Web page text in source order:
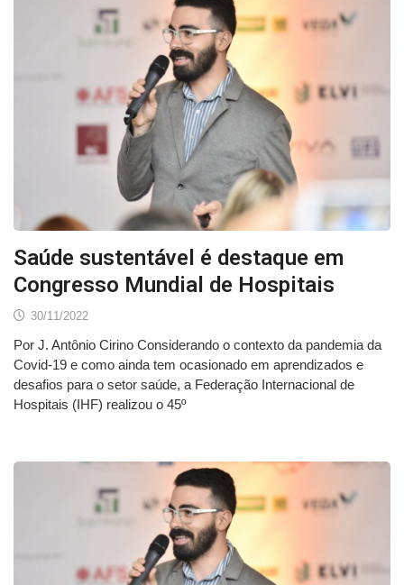
Saúde sustentável é destaque em
Congresso Mundial de Hospitais
30/11/2022
Por J. Antônio Cirino Considerando o contexto da pandemia da
Covid-19 e como ainda tem ocasionado em aprendizados e
desafios para o setor saúde, a Federação Internacional de
Hospitais (IHF) realizou o 45º